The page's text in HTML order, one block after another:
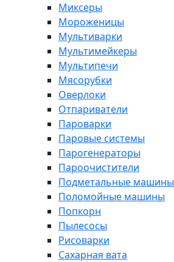
Миксеры
Мороженицы
Мультиварки
Мультимейкеры
Мультипечи
Мясорубки
Оверлоки
Отпариватели
Пароварки
Паровые системы
Парогенераторы
Пароочистители
Подметальные машины
Поломойные машины
Попкорн
Пылесосы
Рисоварки
Сахарная вата